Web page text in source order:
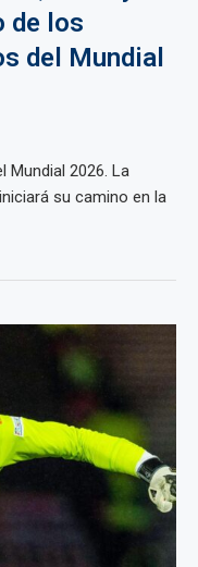
de los
del Mundial
Mundial 2026. La
su camino en la